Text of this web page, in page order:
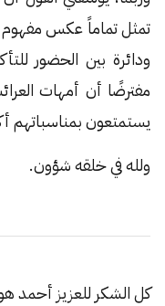
تمثل تماماً عكس مفهوم
ودائرة بين الحضور
مفترضًا أن أمهات
يستمتعون بمناسباتهم
ولله في خلقه شؤون.
كل الشكر للعزيز أحمد